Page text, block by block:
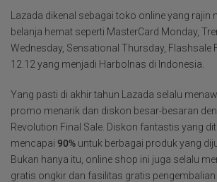
Lazada dikenal sebagai toko online yang
belanja hemat seperti MasterCard Monday,
Wednesday, Sensational Thursday, Flashsale
12.12 yang menjadi Harbolnas di Indonesia.
Yang pasti di akhir tahun Lazada selalu
promo menarik dan diskon besar-besaran
Revolution Final Sale. Diskon fantastis yang
mencapai 90% untuk berbagai produk yang
Bukan hanya itu, online shop ini juga selalu
gratis ongkir dan fasilitas gratis